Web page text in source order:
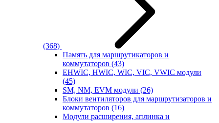
(368)
Память для маршрутикаторов и
коммутаторов (43)
EHWIC, HWIC, WIC, VIC, VWIC модули
(45)
SM, NM, EVM модули (26)
Блоки вентиляторов для маршрутизаторов и
коммутаторов (16)
Модули расширения, аплинка и